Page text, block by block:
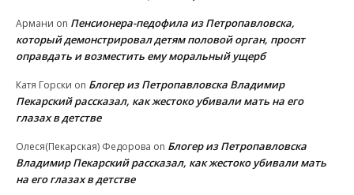
Армани on Пенсионера-педофила из Петропавловска,
который демонстрировал детям половой орган, просят
оправдать и возместить ему моральный ущерб
Катя Горски on Блогер из Петропавловска Владимир
Пекарский рассказал, как жестоко убивали мать на его
глазах в детстве
Олеся(Пекарская) Федорова on Блогер из Петропавловска
Владимир Пекарский рассказал, как жестоко убивали мать
на его глазах в детстве